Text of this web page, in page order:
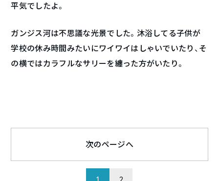
平気でしたよ。
ガンジス河は不思議な光景でした。沐浴してる子供が
学校の休み時間みたいにワイワイはしゃいでいたり、そ
の横ではカラフルなサリーを纏った方がいたり。
次のページへ